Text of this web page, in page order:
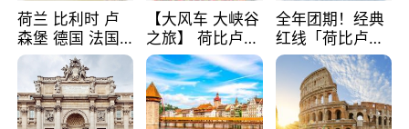
荷兰 比利时 卢
森堡 德国 法国
超爽玩遍西欧 循
环线 全程四星宾
馆 108欧/人/天
【大风车 大峡谷
之旅】 荷比卢德
法 巴黎上下 经
典五国四日游
488欧/人
全年团期！经典
红线「荷比卢德
法」七天循环 五
国 仅售99欧/人/
天！巴黎上下！
包拼房~